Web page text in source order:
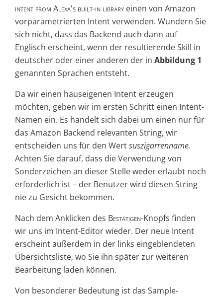
intent from Alexa's built-in library einen von Amazon
vorparametrierten Intent verwenden. Wundern Sie
sich nicht, dass das Backend auch dann auf
Englisch erscheint, wenn der resultierende Skill in
deutscher oder einer anderen der in Abbildung 1
genannten Sprachen entsteht.
Da wir einen hauseigenen Intent erzeugen
möchten, geben wir im ersten Schritt einen Intent-
Namen ein. Es handelt sich dabei um einen nur für
das Amazon Backend relevanten String, wir
entscheiden uns für den Wertsuszigarrenname.
Achten Sie darauf, dass die Verwendung von
Sonderzeichen an dieser Stelle weder erlaubt noch
erforderlich ist – der Benutzer wird diesen String
nie zu Gesicht bekommen.
Nach dem Anklicken des Bestätigen-Knopfs finden
wir uns im Intent-Editor wieder. Der neue Intent
erscheint außerdem in der links eingeblendeten
Übersichtsliste, wo Sie ihn später zur weiteren
Bearbeitung laden können.
Von besonderer Bedeutung ist das Sample-